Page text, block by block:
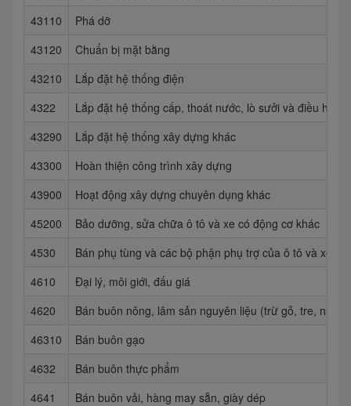
43110
Phá dỡ
43120
Chuẩn bị mặt bằng
43210
Lắp đặt hệ thống điện
4322
Lắp đặt hệ thống cấp, thoát nước, lò sưởi và điều hoà
43290
Lắp đặt hệ thống xây dựng khác
43300
Hoàn thiện công trình xây dựng
43900
Hoạt động xây dựng chuyên dụng khác
45200
Bảo dưỡng, sửa chữa ô tô và xe có động cơ khác
4530
Bán phụ tùng và các bộ phận phụ trợ của ô tô và xe
4610
Đại lý, môi giới, đấu giá
4620
Bán buôn nông, lâm sản nguyên liệu (trừ gỗ, tre, nứa)
46310
Bán buôn gạo
4632
Bán buôn thực phẩm
4641
Bán buôn vải, hàng may sẵn, giày dép